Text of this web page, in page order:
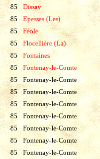
85
Dissay
85
Epesses (Les)
85
Féole
85
Flocellière (La)
85
Fontaines
85
Fontenay-le-Comte
85
Fontenay-le-Comte
85
Fontenay-le-Comte
85
Fontenay-le-Comte
85
Fontenay-le-Comte
85
Fontenay-le-Comte
85
Fontenay-le-Comte
85
Fontenay-le-Comte